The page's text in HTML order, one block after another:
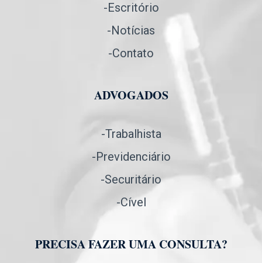
-Escritório
-Notícias
-Contato
ADVOGADOS
-Trabalhista
-Previdenciário
-Securitário
-Cível
PRECISA FAZER UMA CONSULTA?